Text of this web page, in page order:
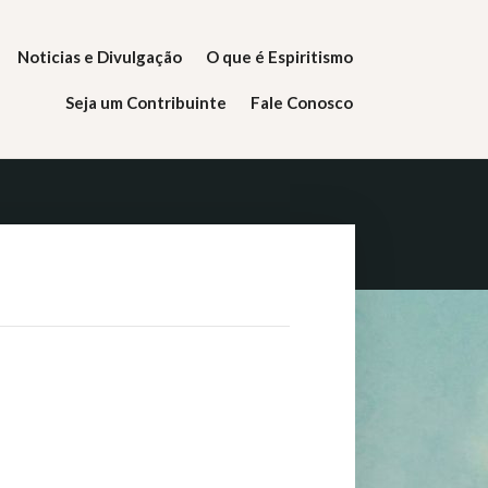
Noticias e Divulgação O que é Espiritismo
Seja um Contribuinte Fale Conosco